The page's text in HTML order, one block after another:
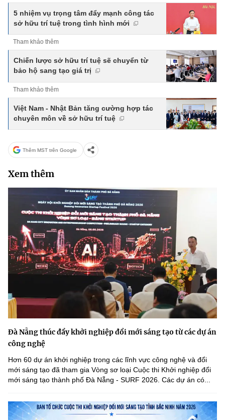
5 nhiệm vụ trọng tâm đẩy mạnh công tác
sở hữu trí tuệ trong tình hình mới
Tham khảo thêm
Chiến lược sở hữu trí tuệ sẽ chuyển từ
bảo hộ sang tạo giá trị
Tham khảo thêm
Việt Nam - Nhật Bản tăng cường hợp tác
chuyên môn về sở hữu trí tuệ
Thêm MST trên Google
Xem thêm
Đà Nẵng thúc đẩy khởi nghiệp đổi mới sáng tạo từ các dự án
công nghệ
Hơn 60 dự án khởi nghiệp trong các lĩnh vực công nghệ và đổi
mới sáng tạo đã tham gia Vòng sơ loại Cuộc thi Khởi nghiệp đổi
mới sáng tạo thành phố Đà Nẵng - SURF 2026. Các dự án có...